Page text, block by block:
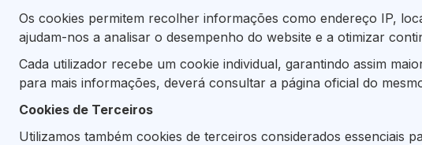
Os cookies permitem recolher informações como endereço IP,
ajudam-nos a analisar o desempenho do website e a otimizar
Cada utilizador recebe um cookie individual, garantindo assim
para mais informações, deverá consultar a página oficial do
Cookies de Terceiros
Utilizamos também cookies de terceiros considerados essenciais